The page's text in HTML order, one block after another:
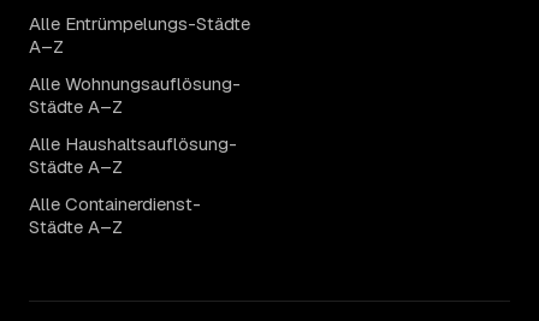
Alle Entrümpelungs-Städte
A–Z
Alle Wohnungsauflösung-
Städte A–Z
Alle Haushaltsauflösung-
Städte A–Z
Alle Containerdienst-
Städte A–Z